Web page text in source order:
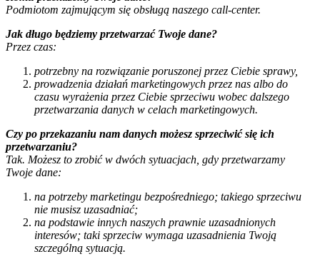
Podmiotom zajmującym się obsługą naszego call-center.
Jak długo będziemy przetwarzać Twoje dane?
Przez czas:
potrzebny na rozwiązanie poruszonej przez Ciebie sprawy,
prowadzenia działań marketingowych przez nas albo do
czasu wyrażenia przez Ciebie sprzeciwu wobec dalszego
przetwarzania danych w celach marketingowych.
Czy po przekazaniu nam danych możesz sprzeciwić się ich
przetwarzaniu?
Tak. Możesz to zrobić w dwóch sytuacjach, gdy przetwarzamy
Twoje dane:
na potrzeby marketingu bezpośredniego; takiego sprzeciwu
nie musisz uzasadniać;
na podstawie innych naszych prawnie uzasadnionych
interesów; taki sprzeciw wymaga uzasadnienia Twoją
szczególną sytuacją.